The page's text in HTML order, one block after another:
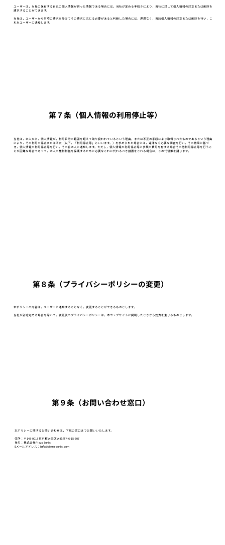
ユーザーは，当社の保有する自己の個人情報が誤った情報である場合には，当社が定める手続きにより，当社に対して個人情報の訂正または削除を
請求することができます。
当社は，ユーザーから前項の請求を受けてその請求に応じる必要があると判断した場合には，遅滞なく，当該個人情報の訂正または削除を行い，こ
れをユーザーに通知します。
第７条（個人情報の利用停止等）
当社は，本人から，個人情報が，利用目的の範囲を超えて取り扱われているという理由，または不正の手段により取得されたものであるという理由
により，その利用の停止または消去（以下，「利用停止等」といいます。）を求められた場合には，遅滞なく必要な調査を行い，その結果に基づ
き，個人情報の利用停止等を行い，その旨本人に通知します。ただし，個人情報の利用停止等に多額の費用を有する場合その他利用停止等を行うこ
とが困難な場合であって，本人の権利利益を保護するために必要なこれに代わるべき措置をとれる場合は，この代替策を講じます。
第８条（プライバシーポリシーの変更）
本ポリシーの内容は，ユーザーに通知することなく，変更することができるものとします。
当社が別途定める場合を除いて，変更後のプライバシーポリシーは，本ウェブサイトに掲載したときから効力を生じるものとします。
第９条（お問い合わせ窓口）
本ポリシーに関するお問い合わせは，下記の窓口までお願いいたします。
住所：〒143-0013 東京都大田区大森南4-6-15-507
社名：株式会社Piezo Sonic
Eメールアドレス：info@piezo-sonic.com